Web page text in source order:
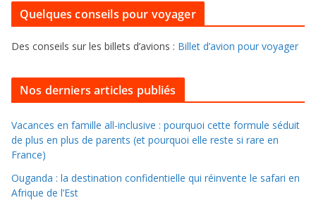
e
s
o
l
l
e
r
d
a
Quelques conseils pour voyager
Des conseils sur les billets d’avions : Billet d’avion pour voyager
Nos derniers articles publiés
Vacances en famille all-inclusive : pourquoi cette formule séduit
de plus en plus de parents (et pourquoi elle reste si rare en
France)
Ouganda : la destination confidentielle qui réinvente le safari en
Afrique de l’Est